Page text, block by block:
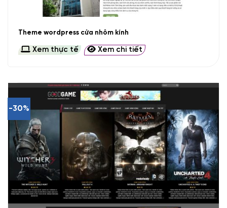
Theme wordpress cửa nhôm kính
Xem thực tế Xem chi tiết
-30%